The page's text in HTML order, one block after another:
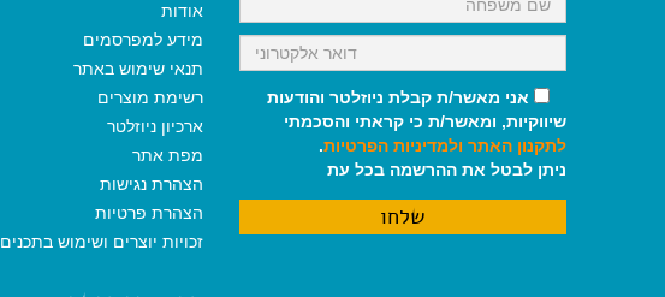
אני מאשר/ת קבלת ניוזלטר והודעות
שיווקיות, ומאשר/ת כי קראתי והסכמתי
לתקנון האתר ולמדיניות הפרטיות.
ניתן לבטל את ההרשמה בכל עת
אודות
מידע למפרסמים
תנאי שימוש באתר
רשימת מוצרים
ארכיון ניוזלטר
מפת אתר
הצהרת נגישות
הצהרת פרטיות
זכויות יוצרים ושימוש בתכנים